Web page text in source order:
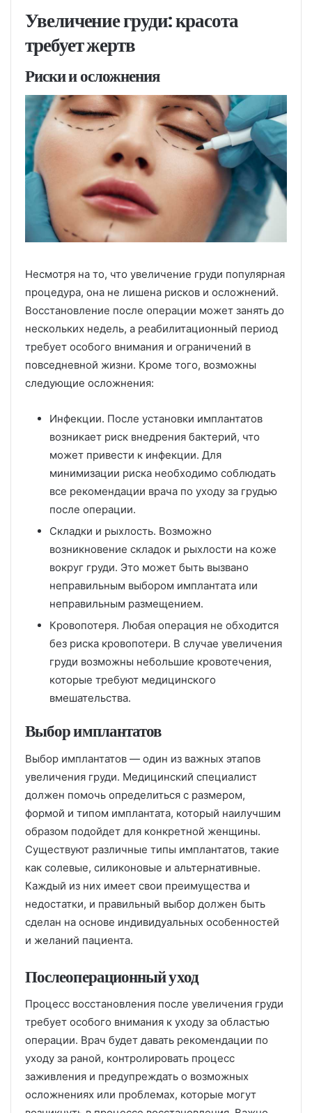
Увеличение груди: красота
требует жертв
Риски и осложнения
Несмотря на то, что увеличение груди популярная
процедура, она не лишена рисков и осложнений.
Восстановление после операции может занять до
нескольких недель, а реабилитационный период
требует особого внимания и ограничений в
повседневной жизни. Кроме того, возможны
следующие осложнения:
Инфекции. После установки имплантатов
возникает риск внедрения бактерий, что
может привести к инфекции. Для
минимизации риска необходимо соблюдать
все рекомендации врача по уходу за грудью
после операции.
Складки и рыхлость. Возможно
возникновение складок и рыхлости на коже
вокруг груди. Это может быть вызвано
неправильным выбором имплантата или
неправильным размещением.
Кровопотеря. Любая операция не обходится
без риска кровопотери. В случае увеличения
груди возможны небольшие кровотечения,
которые требуют медицинского
вмешательства.
Выбор имплантатов
Выбор имплантатов — один из важных этапов
увеличения груди. Медицинский специалист
должен помочь определиться с размером,
формой и типом имплантата, который наилучшим
образом подойдет для конкретной женщины.
Существуют различные типы имплантатов, такие
как солевые, силиконовые и альтернативные.
Каждый из них имеет свои преимущества и
недостатки, и правильный выбор должен быть
сделан на основе индивидуальных особенностей
и желаний пациента.
Послеоперационный уход
Процесс восстановления после увеличения груди
требует особого внимания к уходу за областью
операции. Врач будет давать рекомендации по
уходу за раной, контролировать процесс
заживления и предупреждать о возможных
осложнениях или проблемах, которые могут